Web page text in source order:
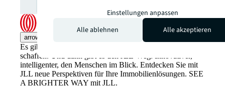
arrow_upward
Es gibt den gewohnten Weg, Immobilienwerte zu
schaffen. Und dann gibt es den JLL-Weg: Innovativer,
intelligenter, den Menschen im Blick. Entdecken Sie mit
JLL neue Perspektiven für Ihre Immobilienlösungen. SEE
A BRIGHTER WAY mit JLL.
Einstellungen anpassen
Alle ablehnen
Alle akzeptieren